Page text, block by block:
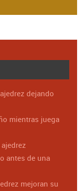
dejando
mientras juega
antes de una
mejoran su